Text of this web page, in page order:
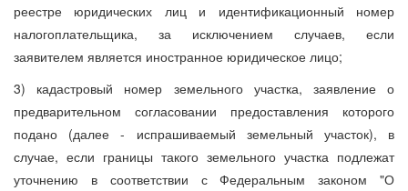
реестре юридических лиц и идентификационный номер
налогоплательщика, за исключением случаев, если
заявителем является иностранное юридическое лицо;
3) кадастровый номер земельного участка, заявление о
предварительном согласовании предоставления которого
подано (далее - испрашиваемый земельный участок), в
случае, если границы такого земельного участка подлежат
уточнению в соответствии с Федеральным законом "О